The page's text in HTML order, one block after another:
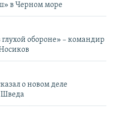
в Черном море
обороне» – командир
о новом деле
Шведа